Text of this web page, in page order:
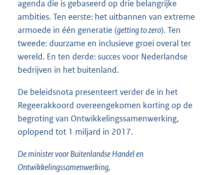
agenda die is gebaseerd op drie belangrijke
ambities. Ten eerste: het uitbannen van extreme
armoede in één generatie (getting to zero). Ten
tweede: duurzame en inclusieve groei overal ter
wereld. En ten derde: succes voor Nederlandse
bedrijven in het buitenland.
De beleidsnota presenteert verder de in het
Regeerakkoord overeengekomen korting op de
begroting van Ontwikkelingssamenwerking,
oplopend tot 1 miljard in 2017.
De minister voor Buitenlandse Handel en
Ontwikkelingssamenwerking,